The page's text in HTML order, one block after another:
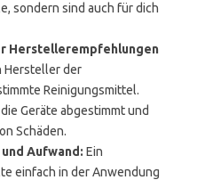
sondern sind auch für dich
Herstellerempfehlungen
Hersteller der
Reinigungsmittel.
Geräte abgestimmt und
Schäden.
Aufwand: Ein
einfach in der Anwendung